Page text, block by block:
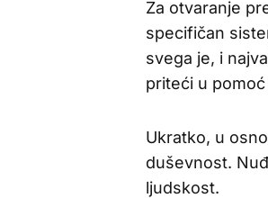
Za otvaranje
specifičan
svega je, i
priteći u
Ukratko, u
duševnost.
ljudskost.